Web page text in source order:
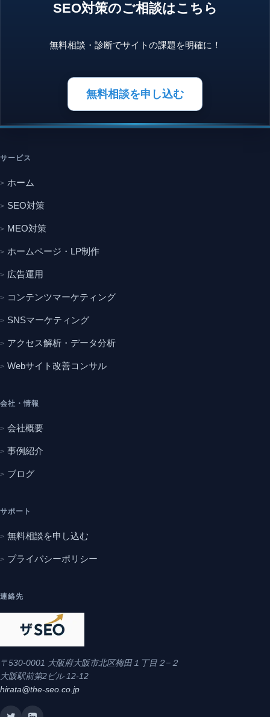
SEO対策のご相談はこちら
無料相談・診断でサイトの課題を明確に！
無料相談を申し込む
サービス
ホーム
SEO対策
MEO対策
ホームページ・LP制作
広告運用
コンテンツマーケティング
SNSマーケティング
アクセス解析・データ分析
Webサイト改善コンサル
会社・情報
会社概要
事例紹介
ブログ
サポート
無料相談を申し込む
プライバシーポリシー
連絡先
〒530-0001 大阪府大阪市北区梅田１丁目２−２
大阪駅前第2ビル 12-12
hirata@the-seo.co.jp